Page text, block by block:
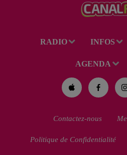
RADIO INFOS
AGENDA
Contactez-nous
Politique de Confidentialité